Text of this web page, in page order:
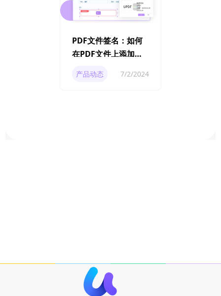
PDF文件签名：如何
在PDF文件上添加数
产品动态 7/2/2024